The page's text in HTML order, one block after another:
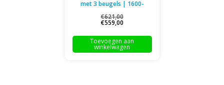
met 3 beugels | 1600-
2000mm breed | 300 of
400mm diep
€621,00
€559,00
Toevoegen aan
winkelwagen